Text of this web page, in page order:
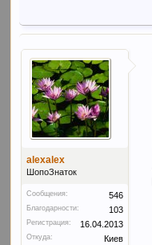
alexalex
ШопоЗнаток
Сообщения: 546
Благодарности: 103
Регистрация: 16.04.2013
Откуда: Киев